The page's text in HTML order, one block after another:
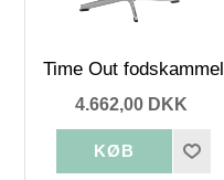
Time Out fodskammel
4.662,00 DKK